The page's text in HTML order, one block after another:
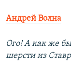
Андрей Волна
Ого! А как же
шерсти из